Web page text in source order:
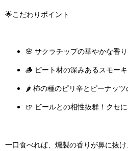
🌟こだわりポイント
🌸 サクラチップの華やかな香り
🪵 ピート材の深みあるスモーキ
🌶️ 柿の種のピリ辛とピーナッ
🍺 ビールとの相性抜群！クセ
一口食べれば、燻製の香りが鼻に抜